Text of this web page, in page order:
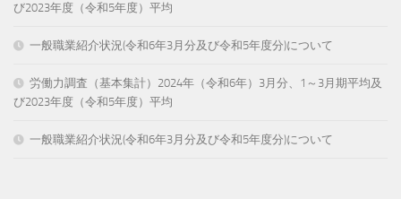
び2023年度（令和5年度）平均
一般職業紹介状況(令和6年3月分及び令和5年度分)について
労働力調査（基本集計）2024年（令和6年）3月分、1～3月期平均及
び2023年度（令和5年度）平均
一般職業紹介状況(令和6年3月分及び令和5年度分)について